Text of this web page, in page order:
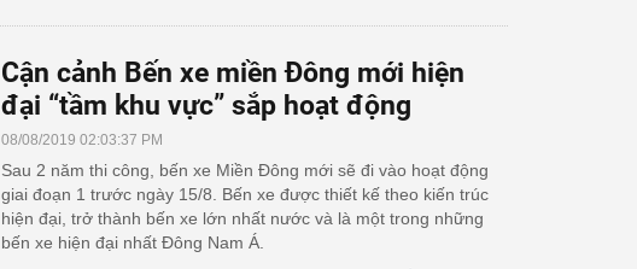
Cận cảnh Bến xe miền Đông mới hiện
đại “tầm khu vực” sắp hoạt động
08/08/2019 02:03:37 PM
Sau 2 năm thi công, bến xe Miền Đông mới sẽ đi vào hoạt động
giai đoạn 1 trước ngày 15/8. Bến xe được thiết kế theo kiến trúc
hiện đại, trở thành bến xe lớn nhất nước và là một trong những
bến xe hiện đại nhất Đông Nam Á.